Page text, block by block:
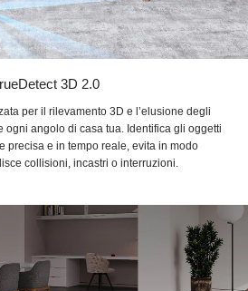
3D 2.0
per il rilevamento 3D e l’elusione degli
ogni angolo di casa tua. Identifica gli oggetti
precisa e in tempo reale, evita in modo
collisioni, incastri o interruzioni.